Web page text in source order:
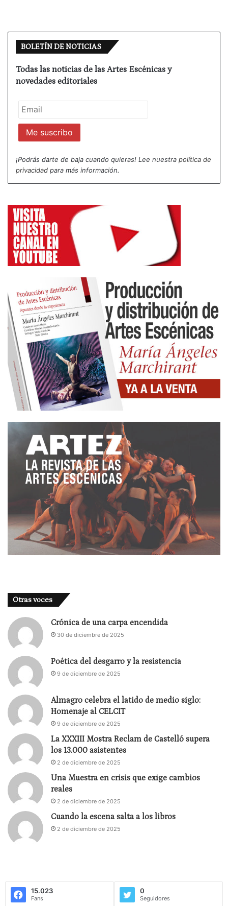
BOLETÍN DE NOTICIAS
Todas las noticias de las Artes Escénicas y
novedades editoriales
¡Podrás darte de baja cuando quieras! Lee nuestra política de
privacidad para más información.
Otras voces
Crónica de una carpa encendida
30 de diciembre de 2025
Poética del desgarro y la resistencia
9 de diciembre de 2025
Almagro celebra el latido de medio siglo:
Homenaje al CELCIT
9 de diciembre de 2025
La XXXIII Mostra Reclam de Castelló supera
los 13.000 asistentes
2 de diciembre de 2025
Una Muestra en crisis que exige cambios
reales
2 de diciembre de 2025
Cuando la escena salta a los libros
2 de diciembre de 2025
15.023
Fans
0
Seguidores